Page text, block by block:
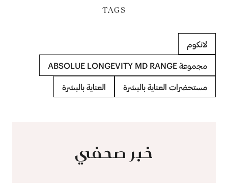
TAGS
لانكوم
مجموعة ABSOLUE LONGEVITY MD RANGE
مستحضرات العناية بالبشرة العناية بالبشرة
خبر صحفي